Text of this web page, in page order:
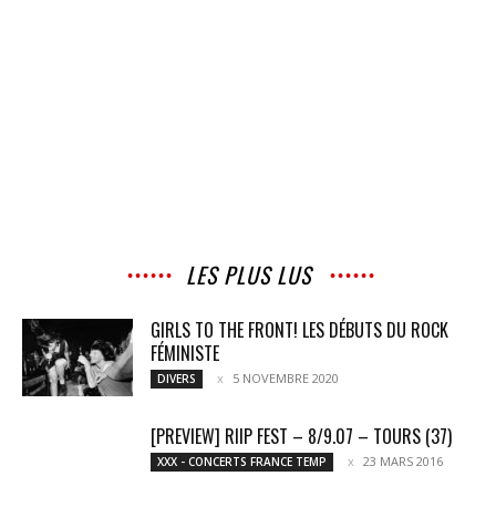
LES PLUS LUS
GIRLS TO THE FRONT! LES DÉBUTS DU ROCK
FÉMINISTE
DIVERS 5 NOVEMBRE 2020
[PREVIEW] RIIP FEST – 8/9.07 – TOURS (37)
XXX - CONCERTS FRANCE TEMP 23 MARS 2016